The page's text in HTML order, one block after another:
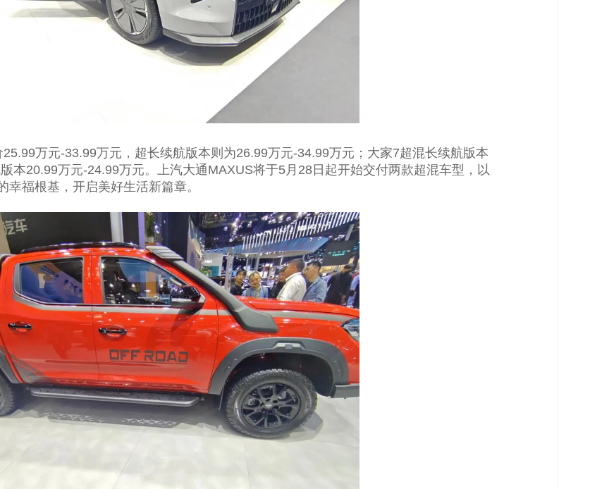
万元-33.99万元，超长续航版本则为26.99万元-34.99万元；大家7超混长续航版本
本20.99万元-24.99万元。上汽大通MAXUS将于5月28日起开始交付两款超混车型，以
福根基，开启美好生活新篇章。